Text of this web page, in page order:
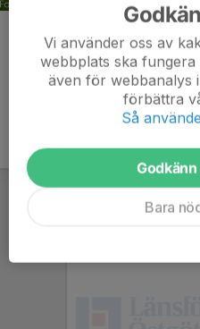
Kommentarer
Vi använder oss av
webbplats ska
även för webbanalys
förbättra
Så
Bara